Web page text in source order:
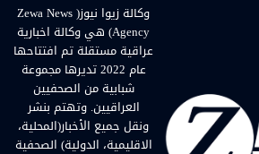
وكالة زيوا نيوز( Zewa News
Agency) هي وكالة اخبارية
عراقية مستقلة تم افتتاحها
عام 2022 تديرها مجموعة
شبابية من الصحفيين
العراقيين. وتهتم بنشر
ونقل جميع الأخبار(المحلية،
الاقليمية، الدولية) الصحفية